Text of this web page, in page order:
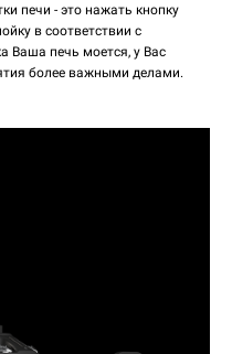
печи - это нажать кнопку
в соответствии с
Ваша печь моется, у Вас
более важными делами.